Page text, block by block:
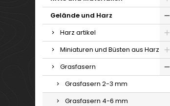
Gelände und Harz
Harz artikel
Miniaturen und Büsten aus Harz
Grasfasern
Grasfasern 2-3 mm
Grasfasern 4-6 mm